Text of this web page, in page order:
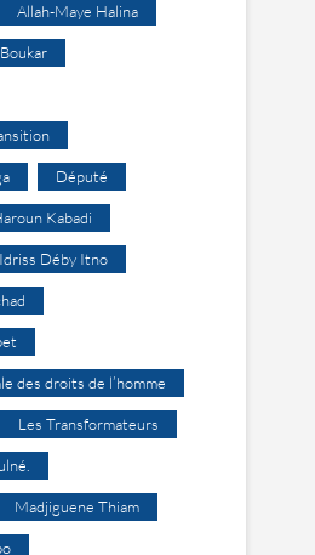
Allah-Maye Halina
Député
Kabadi
Idriss Déby Itno
des droits de l’homme
Les Transformateurs
Madjiguene Thiam